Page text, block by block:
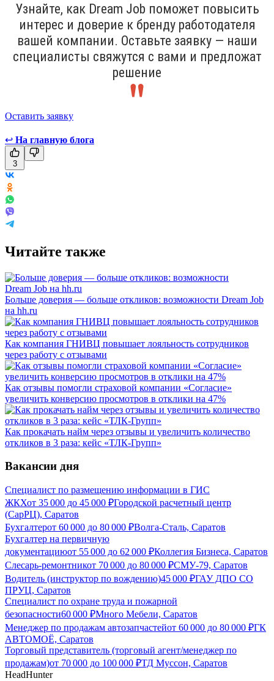
Узнайте, как Dream Job поможет повысить
интерес и доверие к бренду работодателя
вашей компании. Оставьте заявку — наши
специалисты свяжутся с вами и предложат
решение
Оставить заявку
↩ На главную блога
3
Читайте также
Больше доверия — больше откликов: возможности Dream Job
на hh.ru
Как компания ГНИВЦ повышает лояльность сотрудников
через работу с отзывами
Как отзывы помогли страховой компании «Согласие»
увеличить конверсию просмотров в отклики на 47%
Как прокачать найм через отзывы и увеличить количество
откликов в 3 раза: кейс «ТЛК-Групп»
Вакансии дня
Специалист по размещению информации в ГИС
ЖКХот 35 000 до 45 000 ₽Городской расчетный центр
(СарРЦ), Саратов
Бухгалтерот 60 000 до 80 000 ₽Волга-Сталь, Саратов
Бухгалтер на первичную
документациюот 55 000 до 62 000 ₽Коллегия Бизнеса, Саратов
Слесарь-ремонтникот 70 000 до 80 000 ₽СМУ-79, Саратов
Водитель (инструктор по вождению)45 000 ₽ГАУ ДПО СО
ПРУЦ, Саратов
Специалист по охране труда и пожарной
безопасности60 000 ₽Много Мебели, Саратов
Менеджер по продажам автозапчастейот 60 000 до 80 000 ₽ГК
АВТОМОЁ, Саратов
Торговый представитель (торговый агент/менеджер по
продажам)от 70 000 до 100 000 ₽ТД Муссон, Саратов
HeadHunter